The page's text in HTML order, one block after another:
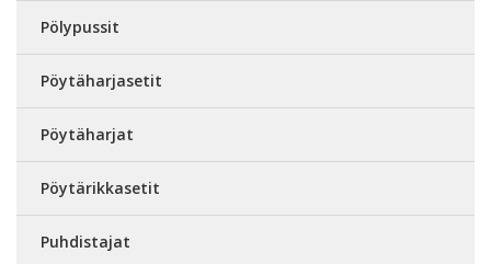
Pölypussit
Pöytäharjasetit
Pöytäharjat
Pöytärikkasetit
Puhdistajat